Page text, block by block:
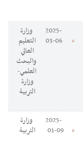
2025-
03-06
وزارة
التعليم
العالي
والبحث
العلمي-
وزارة
التربية
2025-
01-09
وزارة
التربية